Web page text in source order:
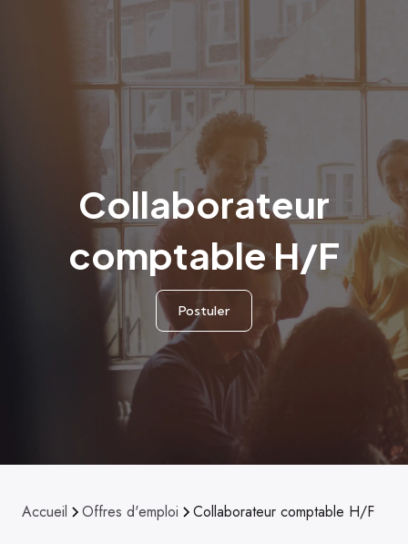
Collaborateur
comptable H/F
Postuler
Accueil Offres d'emploi Collaborateur comptable H/F